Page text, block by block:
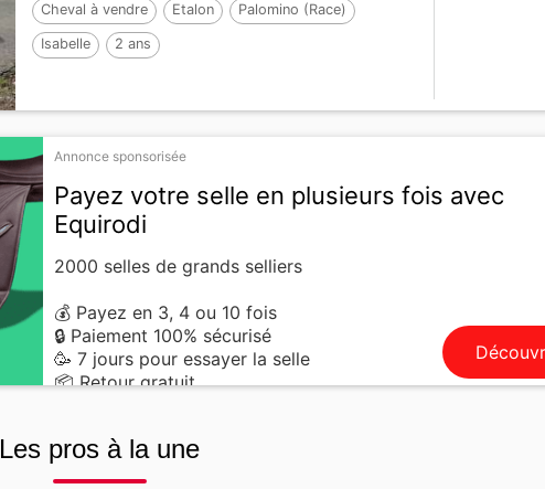
Cheval à vendre Etalon Palomino (Race)
Isabelle 2 ans
Annonce sponsorisée
Payez votre selle en plusieurs fois avec
Equirodi
2000 selles de grands selliers
💰 Payez en 3, 4 ou 10 fois
🔒 Paiement 100% sécurisé
🥳 7 jours pour essayer la selle
📦 Retour gratuit
Les pros à la une